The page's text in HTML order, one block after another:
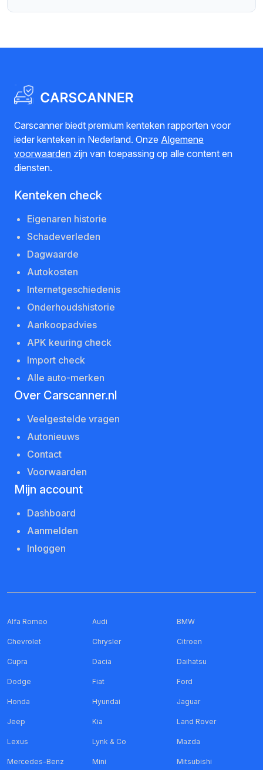
Carscanner biedt premium kenteken rapporten voor
ieder kenteken in Nederland. Onze Algemene
voorwaarden zijn van toepassing op alle content en
diensten.
Kenteken check
Eigenaren historie
Schadeverleden
Dagwaarde
Autokosten
Internetgeschiedenis
Onderhoudshistorie
Aankoopadvies
APK keuring check
Import check
Alle auto-merken
Over Carscanner.nl
Veelgestelde vragen
Autonieuws
Contact
Voorwaarden
Mijn account
Dashboard
Aanmelden
Inloggen
Alfa Romeo Audi BMW
Chevrolet Chrysler Citroen
Cupra Dacia Daihatsu
Dodge Fiat Ford
Honda Hyundai Jaguar
Jeep Kia Land Rover
Lexus Lynk & Co Mazda
Mercedes-Benz Mini Mitsubishi